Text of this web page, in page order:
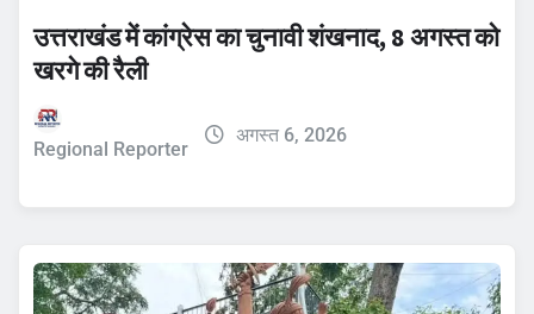
उत्तराखंड में कांग्रेस का चुनावी शंखनाद, 8 अगस्त को
खरगे की रैली
Regional Reporter
अगस्त 6, 2026